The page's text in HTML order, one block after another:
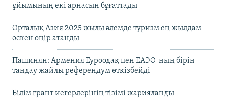
ұйымының екі арнасын бұғаттады
Орталық Азия 2025 жылы әлемде туризм ең жылдам
өскен өңір атанды
Пашинян: Армения Еуроодақ пен ЕАЭО-ның бірін
таңдау жайлы референдум өткізбейді
Білім грант иегерлерінің тізімі жарияланды